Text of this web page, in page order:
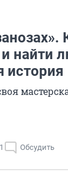
найти
история
Обсудить